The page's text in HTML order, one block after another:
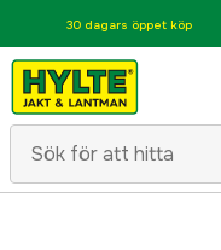
30 dagars öppet köp